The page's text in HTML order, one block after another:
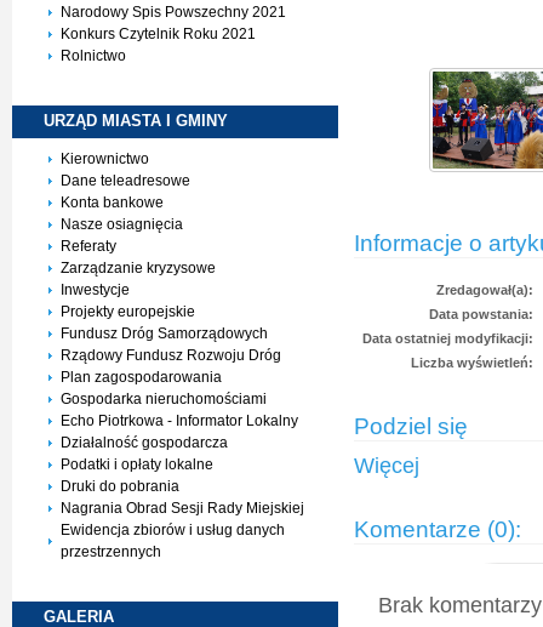
Narodowy Spis Powszechny 2021
Konkurs Czytelnik Roku 2021
Rolnictwo
URZĄD MIASTA I GMINY
Kierownictwo
Dane teleadresowe
Konta bankowe
Nasze osiagnięcia
Referaty
Zarządzanie kryzysowe
Inwestycje
Projekty europejskie
Fundusz Dróg Samorządowych
Rządowy Fundusz Rozwoju Dróg
Plan zagospodarowania
Gospodarka nieruchomościami
Echo Piotrkowa - Informator Lokalny
Działalność gospodarcza
Podatki i opłaty lokalne
Druki do pobrania
Nagrania Obrad Sesji Rady Miejskiej
Ewidencja zbiorów i usług danych
przestrzennych
GALERIA
Informacje o
Zredagował(a):
Data powstania:
Data ostatniej modyfikacji:
Liczba wyświetleń:
Podziel się
Więcej
Komentarze (0):
Brak